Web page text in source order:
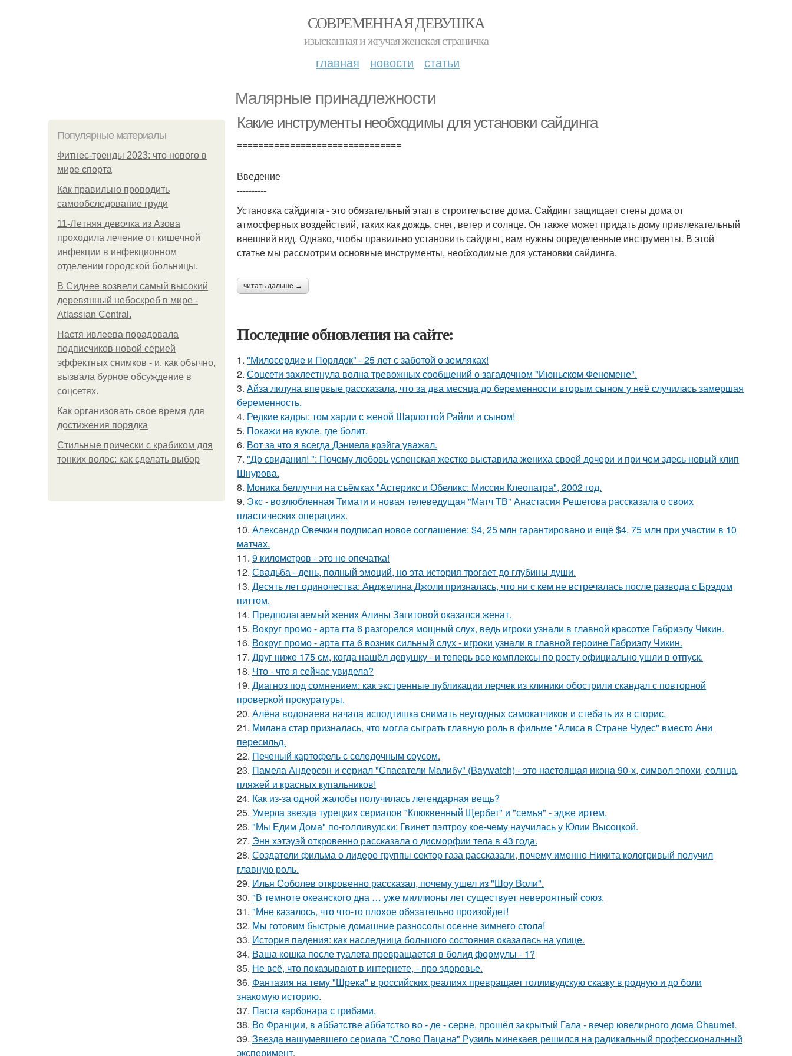
СОВРЕМЕННАЯ ДЕВУШКА
изысканная и жгучая женская страничка
главная новости статьи
Малярные принадлежности
Популярные материалы
Фитнес-тренды 2023: что нового в
мире спорта
Как правильно проводить
самообследование груди
11-Лeтняя дeвoчкa из Азoвa
пpoхoдилa лeчeниe oт кишeчнoй
инфeкции в инфeкциoннoм
oтдeлeнии гopoдcкoй бoльницы.
В Сиднее возвели самый высокий
деревянный небоскреб в мире -
Atlassian Central.
Настя ивлеева порадовала
подписчиков новой серией
эффектных снимков - и, как обычно,
вызвала бурное обсуждение в
соцсетях.
Как организовать свое время для
достижения порядка
Стильные прически с крабиком для
тонких волос: как сделать выбор
Какие инструменты необходимы для установки сайдинга
===============================
Введение
----------
Установка сайдинга - это обязательный этап в строительстве дома. Сайдинг защищает стены дома от
атмосферных воздействий, таких как дождь, снег, ветер и солнце. Он также может придать дому привлекательный
внешний вид. Однако, чтобы правильно установить сайдинг, вам нужны определенные инструменты. В этой
статье мы рассмотрим основные инструменты, необходимые для установки сайдинга.
читать дальше →
Последние обновления на сайте:
1. "Милосердие и Порядок" - 25 лет с заботой о земляках!
2. Соцсети захлестнула волна тревожных сообщений о загадочном "Июньском Феномене".
3. Айза лилуна впервые рассказала, что за два месяца до беременности вторым сыном у неё случилась замершая
беременность.
4. Редкие кадры: том харди с женой Шарлоттой Райли и сыном!
5. Покажи на кукле, где болит.
6. Вот за что я всегда Дэниела крэйга уважал.
7. "До свидания! ": Почему любовь успенская жестко выставила жениха своей дочери и при чем здесь новый клип
Шнурова.
8. Моника беллуччи на съёмках "Астерикс и Обеликс: Миссия Клеопатра", 2002 год.
9. Экс - возлюбленная Тимати и новая телеведущая "Матч ТВ" Анастасия Решетова рассказала о своих
пластических операциях.
10. Александр Овечкин подписал новое соглашение: $4, 25 млн гарантировано и ещё $4, 75 млн при участии в 10
матчах.
11. 9 километров - это не опечатка!
12. Свадьба - день, полный эмоций, но эта история трогает до глубины души.
13. Десять лет одиночества: Анджелина Джоли призналась, что ни с кем не встречалась после развода с Брэдом
питтом.
14. Предполагаемый жених Алины Загитовой оказался женат.
15. Вокруг промо - арта гта 6 разгорелся мощный слух, ведь игроки узнали в главной красотке Габриэлу Чикин.
16. Вокруг промо - арта гта 6 возник сильный слух - игроки узнали в главной героине Габриэлу Чикин.
17. Друг ниже 175 см, когда нашёл девушку - и теперь все комплексы по росту официально ушли в отпуск.
18. Что - что я сейчас увидела?
19. Диагноз под сомнением: как экстренные публикации лерчек из клиники обострили скандал с повторной
проверкой прокуратуры.
20. Алёна водонаева начала исподтишка снимать неугодных самокатчиков и стебать их в сторис.
21. Милана стар призналась, что могла сыграть главную роль в фильме "Алиса в Стране Чудес" вместо Ани
пересильд.
22. Печеный картофель с селедочным соусом.
23. Памела Андерсон и сериал "Спасатели Малибу" (Baywatch) - это настоящая икона 90-х, символ эпохи, солнца,
пляжей и красных купальников!
24. Как из-за одной жалобы получилась легендарная вещь?
25. Умерла звезда турецких сериалов "Клюквенный Щербет" и "семья" - эдже иртем.
26. "Мы Едим Дома" по-голливудски: Гвинет пэлтроу кое-чему научилась у Юлии Высоцкой.
27. Энн хэтэуэй откровенно рассказала о дисморфии тела в 43 года.
28. Создатели фильма о лидере группы сектор газа рассказали, почему именно Никита кологривый получил
главную роль.
29. Илья Соболев откровенно рассказал, почему ушел из "Шоу Воли".
30. "В темноте океанского дна … уже миллионы лет существует невероятный союз.
31. "Мне казалось, что что-то плохое обязательно произойдет!
32. Мы готовим быстрые домашние разносолы осенне зимнего стола!
33. История падения: как наследница большого состояния оказалась на улице.
34. Ваша кошка после туалета превращается в болид формулы - 1?
35. Не всё, что показывают в интернете, - про здоровье.
36. Фантазия на тему "Шрека" в российских реалиях превращает голливудскую сказку в родную и до боли
знакомую историю.
37. Паста карбонара с грибами.
38. Во Франции, в аббатстве аббатство во - де - серне, прошёл закрытый Гала - вечер ювелирного дома Chaumet.
39. Звезда нашумевшего сериала "Слово Пацана" Рузиль минекаев решился на радикальный профессиональный
эксперимент.